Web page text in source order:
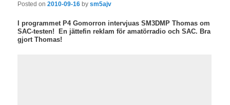
Posted on2010-09-16 bysm5ajv
I programmet P4 Gomorron intervjuas SM3DMP Thomas om
SAC-testen! En jättefin reklam för amatörradio och SAC. Bra
gjort Thomas!